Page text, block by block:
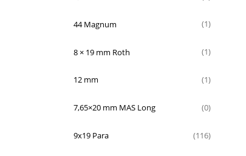
44 Magnum (1)
8 × 19 mm Roth (1)
12 mm (1)
7,65×20 mm MAS Long (0)
9x19 Para (116)